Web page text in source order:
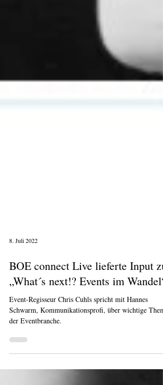
BOE connect Live lieferte Input zu
„What´s next!? Events im Wandel“
Event-Regisseur Chris Cuhls spricht mit Hannes
Schwarm, Kommunikationsprofi, über wichtige Themen
der Eventbranche.